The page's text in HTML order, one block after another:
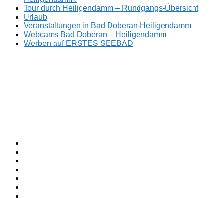
Tour durch Heiligendamm – Rundgangs-Übersicht
Urlaub
Veranstaltungen in Bad Doberan-Heiligendamm
Webcams Bad Doberan – Heiligendamm
Werben auf ERSTES SEEBAD
ERSTES
SEEBAD
Sommerfrische
seit
1793.